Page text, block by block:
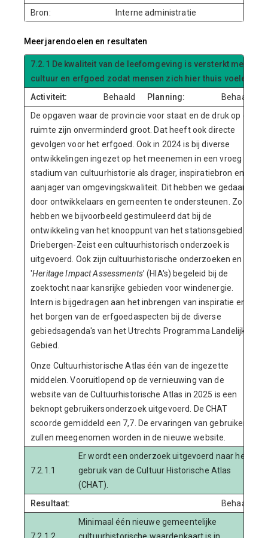
Bron:
Interne administratie
Meerjarendoelen en resultaten
7.2.1 De kwaliteit van de leefomgeving is versterkt met
cultuur en erfgoed zodat mensen zich hier thuis voelen
Activiteit:
Behaald Planning:
Behaald
De opgaven waar de provincie voor staat en de druk op de
ruimte zijn onverminderd groot. Dat heeft ook directe
gevolgen voor het erfgoed. Ook in 2024 is bij diverse
ontwikkelingen ingezet op het meenemen in een vroeg
stadium van cultuurhistorie als drager, inspiratiebron en
aanjager van omgevingskwaliteit. Dit hebben we gedaan
door ontwikkelaars en gemeenten te ondersteunen. Zo
hebben we bijvoorbeeld gestimuleerd dat bij de
ontwikkeling van het knooppunt van het stationsgebied
Driebergen-Zeist een cultuurhistorisch onderzoek is
uitgevoerd. Ook zijn cultuurhistorische onderzoeken en
'Heritage Impact Assessments’ (HIA's) begeleid bij de
zoektocht naar kansrijke gebieden voor windenergie.
Intern is bijgedragen aan het inbrengen van inspiratie en
het borgen van de erfgoedaspecten bij de diverse
gebiedsagenda's van het Utrechts Programma Landelijk
Gebied.
Onze Cultuurhistorische Atlas één van de ingezette
middelen. Vooruitlopend op de vernieuwing van de
website van de Cultuurhistorische Atlas in 2025 is een
beknopt gebruikersonderzoek uitgevoerd. De CHAT
scoorde gemiddeld een 7,7. De ervaringen van gebruikers
zullen meegenomen worden in de nieuwe website.
7.2.1.1
Er wordt een onderzoek uitgevoerd naar het
gebruik van de Cultuur Historische Atlas
(CHAT).
Resultaat:
Behaald
Minimaal één nieuwe gemeentelijke